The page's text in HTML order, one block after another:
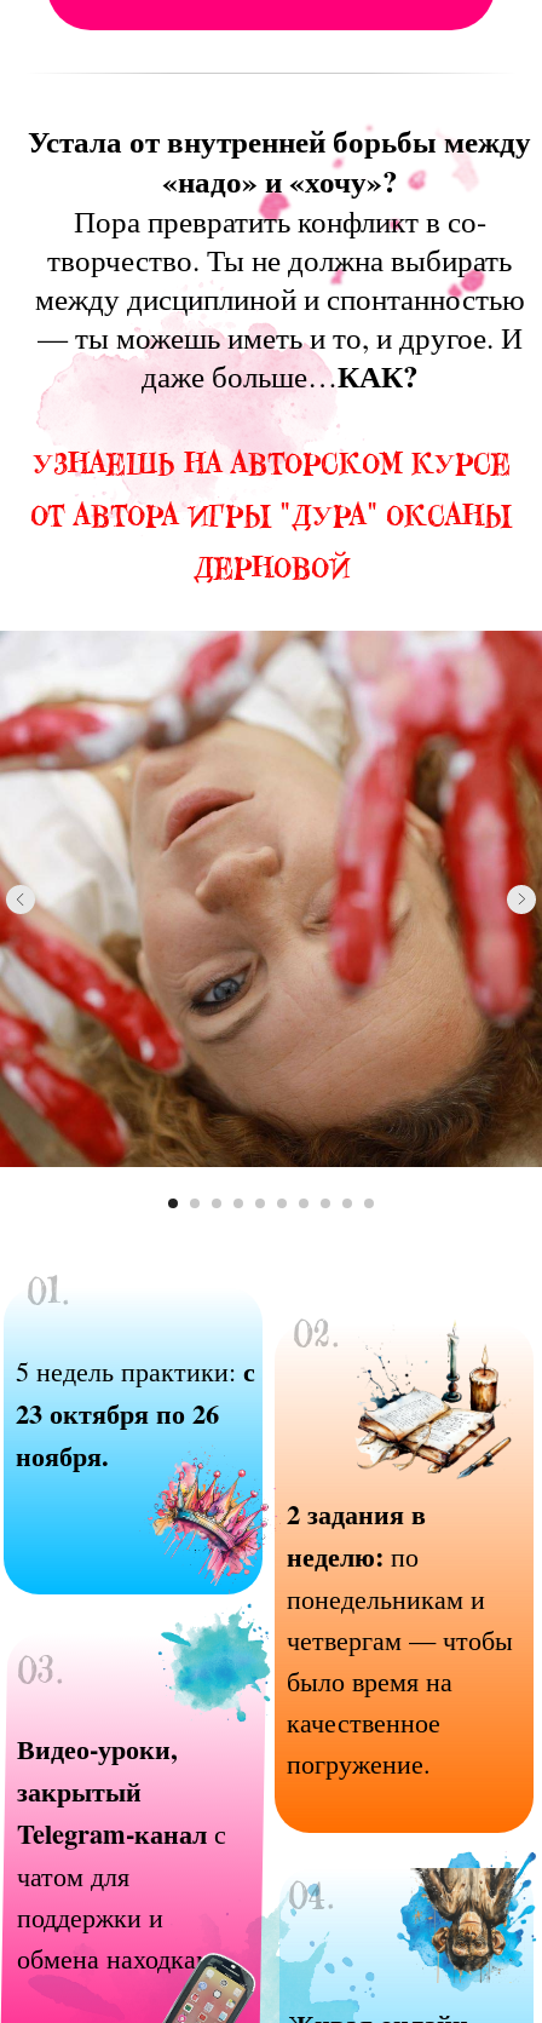
ОТ АВТОРА ИГРЫ "ДУРА" ОКСАНЫ
5 недель практики:
ноября.
2 задания в
понедельникам и
четвергам — чтобы
было время на
качественное
погружение.
Видео-уроки,
закрытый
Telegram-канал
чатом для
поддержки и
обмена находками.
04.
Живая онлайн
встреча с автором
игрыОксаной
завершении курса.
НАШИ ИНСТРУМЕНТЫ ДЛЯ
ТРАНСФОРМАЦИИ
Работа с метафорами и
символами
Создание кукол-
проводников
Движение и танец
Рисунок и визуализация
Свободное письмо
Работа с фото- и видео-
форматами
Поддерживающая обратная